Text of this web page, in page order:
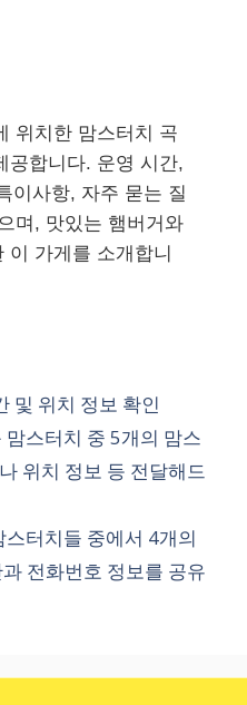
위치한 맘스터치 곡
공합니다. 운영 시간,
이사항, 자주 묻는 질
며, 맛있는 햄버거와
이 가게를 소개합니
및 위치 정보 확인
스터치 중 5개의 맘스
위치 정보 등 전달해드
터치들 중에서 4개의
전화번호 정보를 공유